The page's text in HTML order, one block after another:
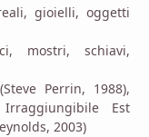
gioielli, oggetti
mostri, schiavi,
Perrin, 1988),
Est
2003)